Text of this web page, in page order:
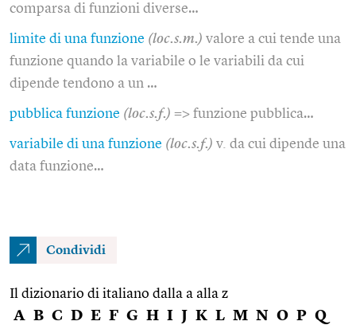
comparsa di funzioni diverse…
limite di una funzione (loc.s.m.) valore a cui tende una
funzione quando la variabile o le variabili da cui
dipende tendono a un …
pubblica funzione (loc.s.f.) => funzione pubblica…
variabile di una funzione (loc.s.f.) v. da cui dipende una
data funzione…
Condividi
Il dizionario di italiano dalla a alla z
A B C D E F G H I J K L M N O P Q